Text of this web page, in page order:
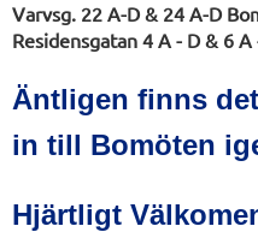
Varvsg. 22 A-D & 24 A-D
Residensgatan 4 A - D & 6 A
Äntligen finns
in till Bomöten
Hjärtligt